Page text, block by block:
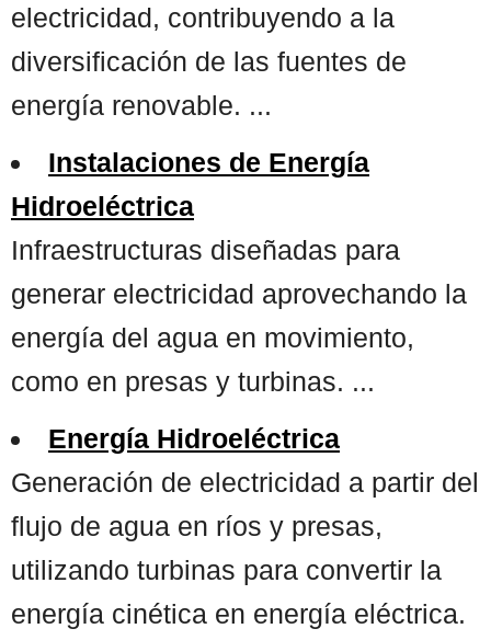
electricidad, contribuyendo a la
diversificación de las fuentes de
energía renovable. ...
Instalaciones de Energía
Hidroeléctrica
Infraestructuras diseñadas para
generar electricidad aprovechando la
energía del agua en movimiento,
como en presas y turbinas. ...
Energía Hidroeléctrica
Generación de electricidad a partir del
flujo de agua en ríos y presas,
utilizando turbinas para convertir la
energía cinética en energía eléctrica.